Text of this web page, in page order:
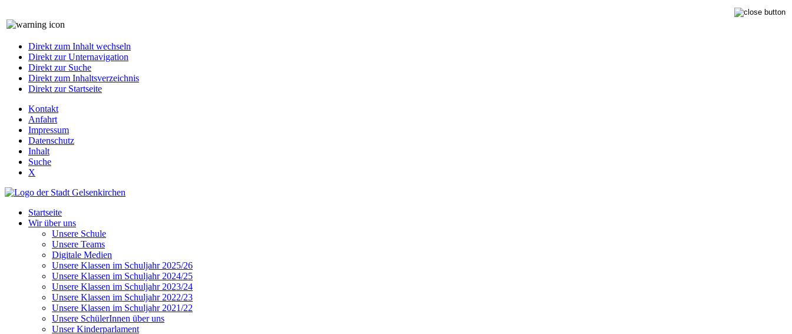
Direkt zum Inhalt wechseln
Direkt zur Unternavigation
Direkt zur Suche
Direkt zum Inhaltsverzeichnis
Direkt zur Startseite
Kontakt
Anfahrt
Impressum
Datenschutz
Inhalt
Suche
X
Startseite
Wir über uns
Unsere Schule
Unsere Teams
Digitale Medien
Unsere Klassen im Schuljahr 2025/26
Unsere Klassen im Schuljahr 2024/25
Unsere Klassen im Schuljahr 2023/24
Unsere Klassen im Schuljahr 2022/23
Unsere Klassen im Schuljahr 2021/22
Unsere SchülerInnen über uns
Unser Kinderparlament